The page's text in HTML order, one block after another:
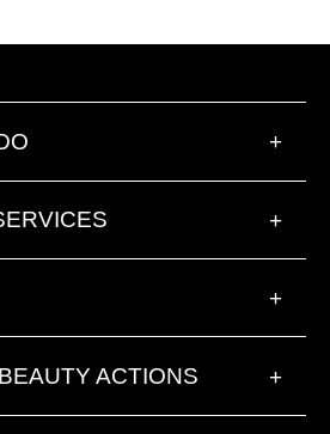
+
+
+
ACTIONS +